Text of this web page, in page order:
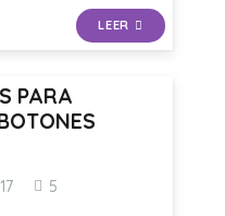
LEER
PARA
5